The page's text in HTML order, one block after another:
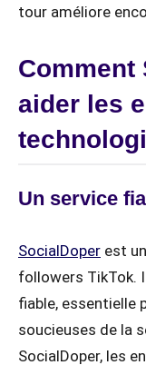
tour améliore
Comment
aider les
Un service
SocialDoper est
followers TikTok.
fiable, essentielle
soucieuses de la
SocialDoper, les